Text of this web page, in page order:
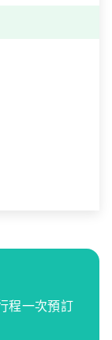
程一次預訂